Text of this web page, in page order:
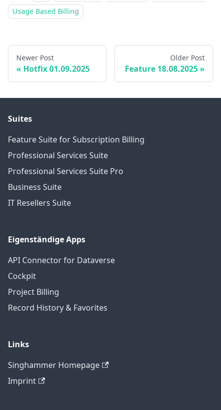
Usage Based Billing
Newer Post
Hotfix 01.09.2025
Older Post
Feature 18.08.2025
Suites
Feature Suite for Subscription Billing
Professional Services Suite
Professional Services Suite Pro
Business Suite
IT Resellers Suite
Eigenständige Apps
API Connector for Dataverse
Cockpit
Project Billing
Record History & Favorites
Links
Singhammer Homepage
Imprint